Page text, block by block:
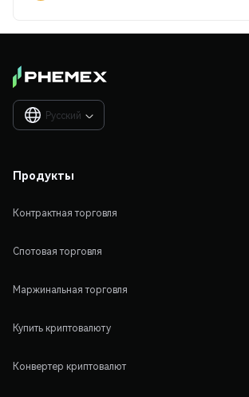
Русский 
Продукты
Контрактная торговля
Спотовая торговля
Маржинальная торговля
Купить криптовалюту
Конвертер криптовалют